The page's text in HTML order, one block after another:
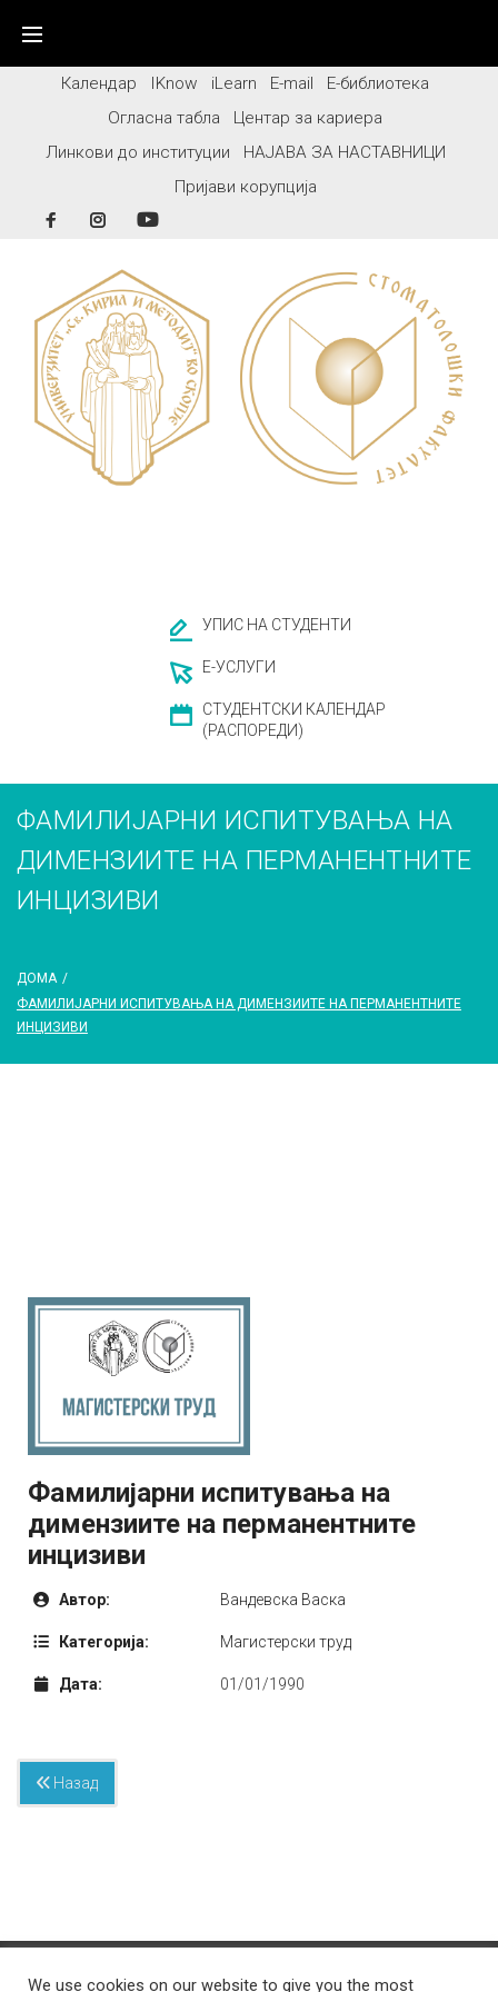
contentКалендар IKnow iLearn E-mail
Е-библиотека
Огласна табла
Центар за кариера
Линкови до институции
НАЈАВА ЗА НАСТАВНИЦИ
Пријави корупција
FacebookInstagram
УПИС НА СТУДЕНТИ
Е-УСЛУГИ
СТУДЕНТСКИ КАЛЕНДАР
(РАСПОРЕДИ)
ФАМИЛИЈАРНИ ИСПИТУВАЊА НА
ДИМЕНЗИИТЕ НА ПЕРМАНЕНТНИТЕ
ИНЦИЗИВИ
ДОМА /
ФАМИЛИЈАРНИ ИСПИТУВАЊА НА ДИМЕНЗИИТЕ НА ПЕРМАНЕНТНИТЕ
ИНЦИЗИВИ
Фамилијарни испитувања на
димензиите на перманентните
инцизиви
Автор: Вандевска Васка
Категорија: Mагистерски труд
Дата: 01/01/1990
Назад
Методиј'' во Скопје
Developed by Unet
We use cookies on our website to give you the most